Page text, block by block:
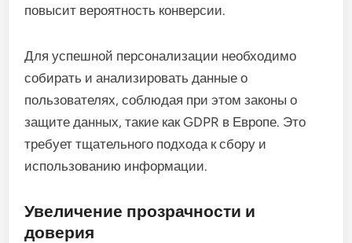
повысит вероятность конверсии.
Для успешной персонализации необходимо
собирать и анализировать данные о
пользователях, соблюдая при этом законы о
защите данных, такие как GDPR в Европе. Это
требует тщательного подхода к сбору и
использованию информации.
Увеличение прозрачности и
доверия